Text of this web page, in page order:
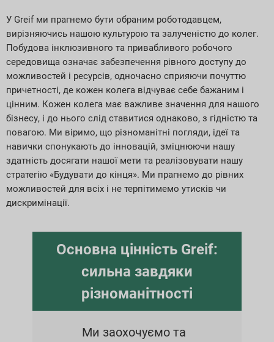
У Greif ми прагнемо бути обраним роботодавцем,
вирізняючись нашою культурою та залученістю до колег.
Побудова інклюзивного та привабливого робочого
середовища означає забезпечення рівного доступу до
можливостей і ресурсів, одночасно сприяючи почуттю
причетності, де кожен колега відчуває себе бажаним і
цінним. Кожен колега має важливе значення для нашого
бізнесу, і до нього слід ставитися однаково, з гідністю та
повагою. Ми віримо, що різноманітні погляди, ідеї та
навички спонукають до інновацій, зміцнюючи нашу
здатність досягати нашої мети та реалізовувати нашу
стратегію «Будувати до кінця». Ми прагнемо до рівних
можливостей для всіх і не терпітимемо утисків чи
дискримінації.
Основна цінність Greif:
сильна завдяки
різноманітності
Ми заохочуємо та